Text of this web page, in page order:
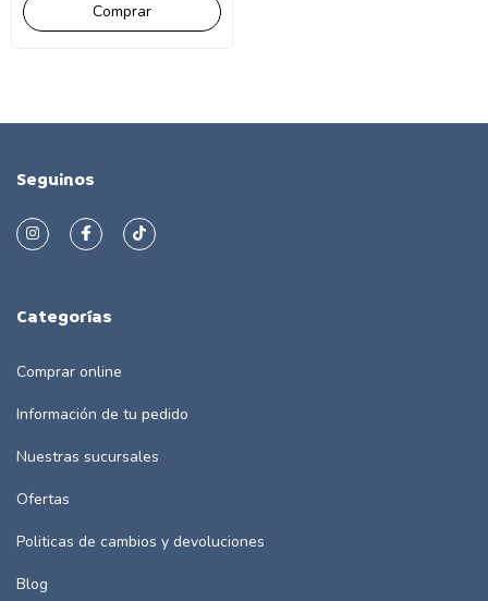
Comprar
Seguinos
Categorías
Comprar online
Información de tu pedido
Nuestras sucursales
Ofertas
Politicas de cambios y devoluciones
Blog